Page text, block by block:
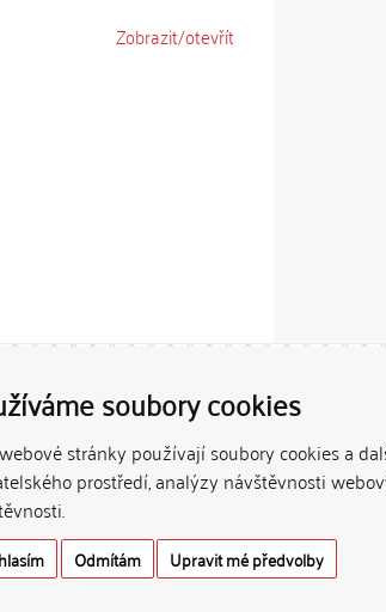
soubory cookies
stránky používají soubory cookies a
prostředí, analýzy návštěvnosti
Odmítám Upravit mé předvolby
Zobrazit/otevřít
cuni.cz
/ Each constituent
vědeckou
purposes